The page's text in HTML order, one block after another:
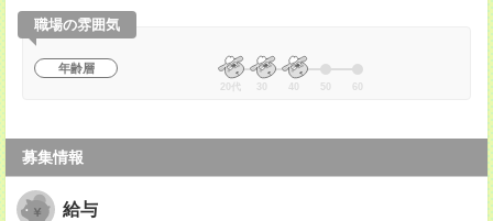
職場の雰囲気
年齢層
20代 30 40 50 60
募集情報
給与